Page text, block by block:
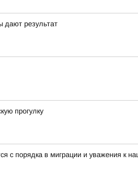
дают результат
прогулку
с порядка в миграции и уважения к